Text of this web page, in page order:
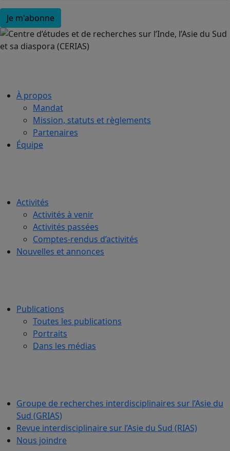
À propos
Mandat
Mission, statuts et règlements
Partenaires
Équipe
Activités
Activités à venir
Activités passées
Comptes-rendus d’activités
Nouvelles et annonces
Publications
Toutes les publications
Portraits
Dans les médias
Groupe de recherches interdisciplinaires sur l’Asie du
Sud (GRIAS)
Revue interdisciplinaire sur l’Asie du Sud (RIAS)
Nous joindre